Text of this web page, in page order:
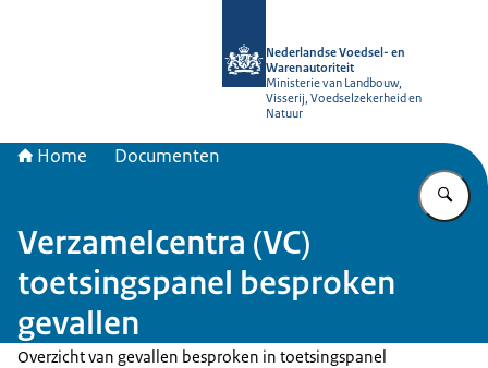
Nederlandse Voedsel- en
Warenautoriteit
Ministerie van Landbouw,
Visserij, Voedselzekerheid en
Natuur
Home Documenten
Verzamelcentra (VC)
toetsingspanel besproken
gevallen
Overzicht van gevallen besproken in toetsingspanel